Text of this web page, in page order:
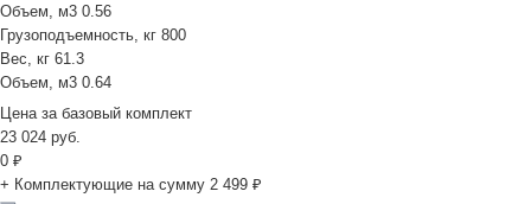
Объем, м3 0.56
Грузоподъемность, кг 800
Вес, кг 61.3
Объем, м3 0.64
Цена за базовый комплект
23 024 руб.
0 ₽
+ Комплектующие на сумму 2 499 ₽